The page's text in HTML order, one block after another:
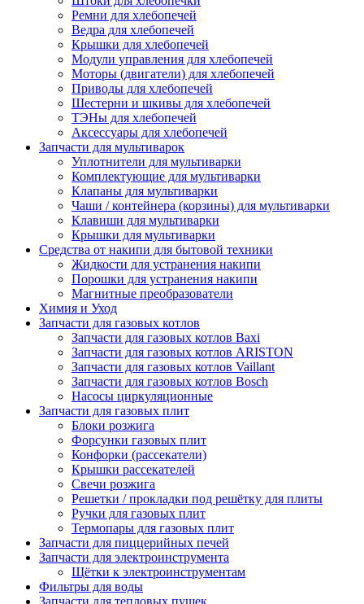
Ремни для хлебопечей
Ведра для хлебопечей
Крышки для хлебопечей
Модули управления для хлебопечей
Моторы (двигатели) для хлебопечей
Приводы для хлебопечей
Шестерни и шкивы для хлебопечей
ТЭНы для хлебопечей
Аксессуары для хлебопечей
Запчасти для мультиварок
Уплотнители для мультиварки
Комплектующие для мультиварки
Клапаны для мультиварки
Чаши / контейнера (корзины) для мультиварки
Клавиши для мультиварки
Крышки для мультиварки
Средства от накипи для бытовой техники
Жидкости для устранения накипи
Порошки для устранения накипи
Магнитные преобразователи
Химия и Уход
Запчасти для газовых котлов
Запчасти для газовых котлов Baxi
Запчасти для газовых котлов ARISTON
Запчасти для газовых котлов Vaillant
Запчасти для газовых котлов Bosch
Насосы циркуляционные
Запчасти для газовых плит
Блоки розжига
Форсунки газовых плит
Конфорки (рассекатели)
Крышки рассекателей
Свечи розжига
Решетки / прокладки под решётку для плиты
Ручки для газовых плит
Термопары для газовых плит
Запчасти для пиццерийных печей
Запчасти для электроинструмента
Щётки к электроинструментам
Фильтры для воды